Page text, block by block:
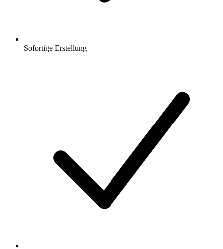
Sofortige Erstellung